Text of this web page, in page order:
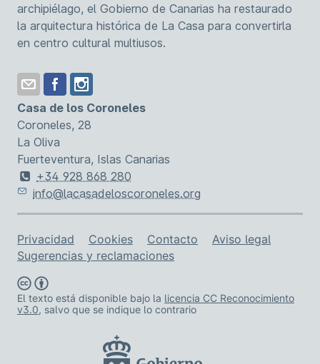
archipiélago, el Gobierno de Canarias ha restaurado
la arquitectura histórica de La Casa para convertirla
en centro cultural multiusos.
Casa de los Coroneles
Coroneles, 28
La Oliva
Fuerteventura, Islas Canarias
+34 928 868 280
info@lacasadeloscoroneles.org
Enlaces de asistencia
Privacidad Cookies Contacto
Aviso legal
Sugerencias y reclamaciones
El texto está disponible bajo la licencia CC Reconocimiento
v3.0, salvo que se indique lo contrario